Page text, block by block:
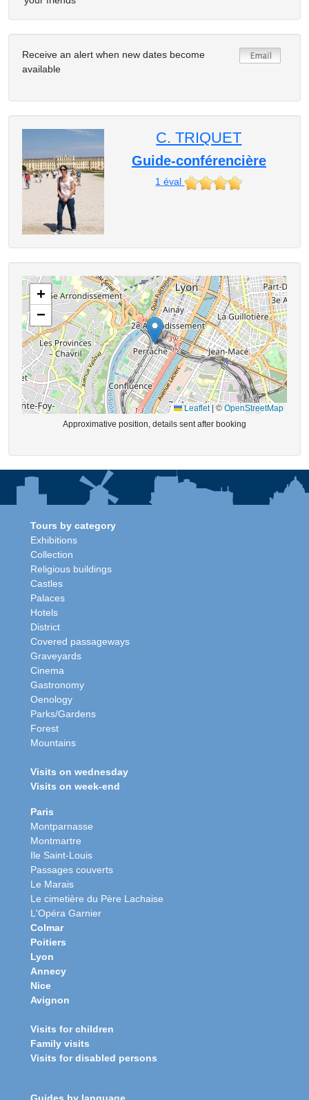
Receive an alert when new dates become
available
C. TRIQUET
Guide-conférencière
1 éval
+
−
Leaflet |©OpenStreetMap
Approximative position, details sent after booking
Tours by category
Exhibitions
Collection
Religious buildings
Castles
Palaces
Hotels
District
Covered passageways
Graveyards
Cinema
Gastronomy
Oenology
Parks/Gardens
Forest
Mountains
Visits on wednesday
Visits on week-end
Paris
Montparnasse
Montmartre
Ile Saint-Louis
Passages couverts
Le Marais
Le cimetière du Père Lachaise
L'Opéra Garnier
Colmar
Poitiers
Lyon
Annecy
Nice
Avignon
Visits for children
Family visits
Visits for disabled persons